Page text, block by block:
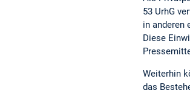
53 UrhG
in anderen
Diese
Weiterhin
das